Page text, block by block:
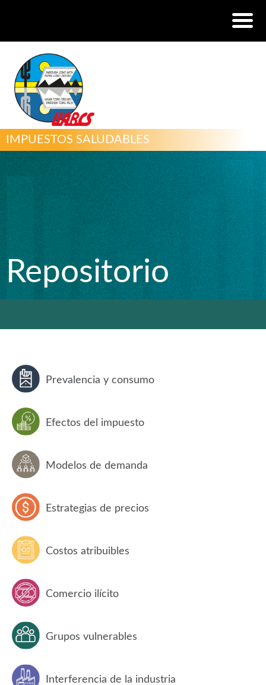
IMPUESTOS SALUDABLES
Repositorio
Prevalencia y consumo
Efectos del impuesto
Modelos de demanda
Estrategias de precios
Costos atribuibles
Comercio ilícito
Grupos vulnerables
Interferencia de la industria